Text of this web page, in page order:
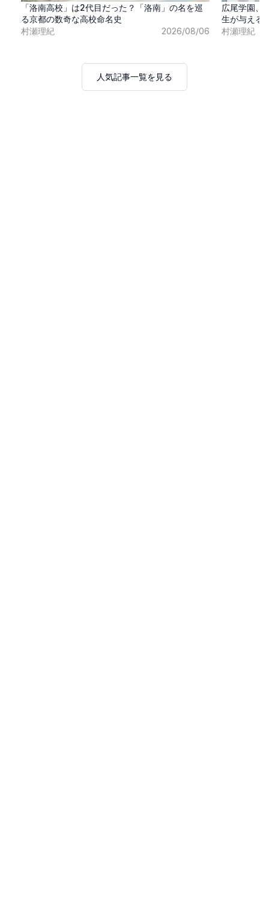
「洛南高校」は2代目だった？「洛南」の名を巡
る京都の数奇な高校命名史
村瀬理紀
2026/08/06
広尾学園、
生が与える
村瀬理紀
人気記事一覧を見る